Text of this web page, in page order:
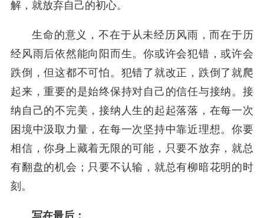
解，就放弃自己的初心。
生命的意义，不在于从未经历风雨，而在于历
经风雨后依然能向阳而生。你或许会犯错，或许会
跌倒，但这都不可怕。犯错了就改正，跌倒了就爬
起来，重要的是始终保持对自己的信任与接纳。接
纳自己的不完美，接纳人生的起起落落，在每一次
困境中汲取力量，在每一次坚持中靠近理想。你要
相信，你身上藏着无限的可能，只要不放弃，就总
有翻盘的机会；只要不认输，就总有柳暗花明的时
刻。
写在最后：